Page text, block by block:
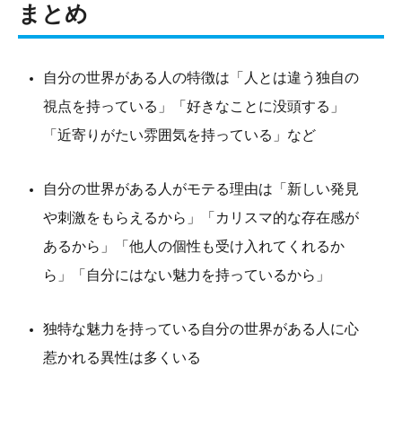
まとめ
自分の世界がある人の特徴は「人とは違う独自の
視点を持っている」「好きなことに没頭する」
「近寄りがたい雰囲気を持っている」など
自分の世界がある人がモテる理由は「新しい発見
や刺激をもらえるから」「カリスマ的な存在感が
あるから」「他人の個性も受け入れてくれるか
ら」「自分にはない魅力を持っているから」
独特な魅力を持っている自分の世界がある人に心
惹かれる異性は多くいる